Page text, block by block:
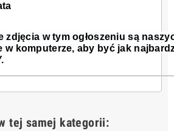
zdjęcia w tym ogłoszeniu są
w komputerze, aby być jak
tej samej kategorii: